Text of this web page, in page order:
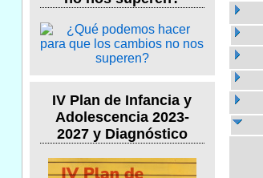
IV Plan de Infancia y
Adolescencia 2023-
2027 y Diagnóstico